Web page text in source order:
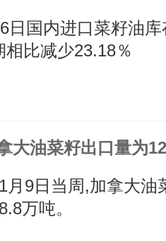
日国内进口菜籽油
相比减少23.18％
大油菜籽出口量为
月9日当周,加拿大油
万吨。